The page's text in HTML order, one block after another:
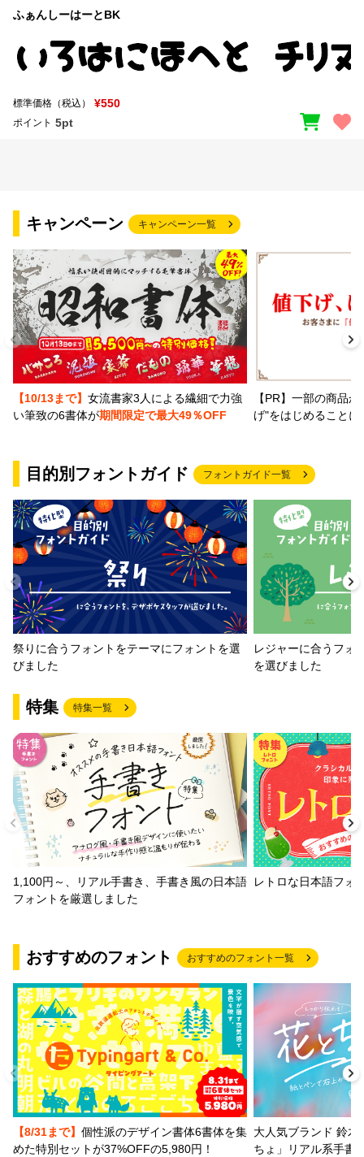
ふぁんしーはーとBK
標準価格（税込） ¥550
ポイント 5pt
キャンペーン キャンペーン一覧
【10/13まで】 女流書家3人による繊細で力強
い筆致の6書体が期間限定で最大49％OFF
【PR】一部の商品
げ"をはじめること
目的別フォントガイド フォントガイド一覧
祭りに合うフォントをテーマにフォントを選
びました
レジャーに合うフォ
を選びました
特集 特集一覧
1,100円～、リアル手書き、手書き風の日本語
フォントを厳選しました
レトロな日本語フォ
おすすめのフォント おすすめのフォント一覧
【8/31まで】 個性派のデザイン書体6書体を集
めた特別セットが37%OFFの5,980円！
大人気ブランド 鈴木
ちょ」リアル系手書